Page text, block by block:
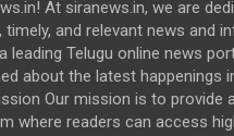
At siranews.in, we are
timely, and relevant news and
leading Telugu online news
about the latest happenings
Our mission is to provide
where readers can access